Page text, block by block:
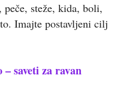
peče, steže, kida, boli,
Imajte postavljeni cilj
– saveti za ravan